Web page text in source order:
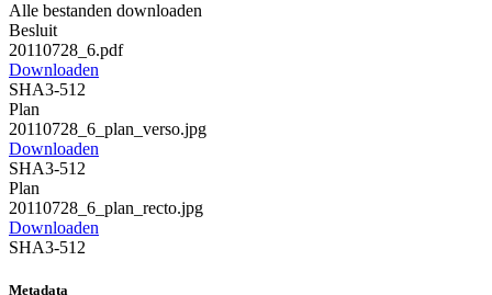
Alle bestanden downloaden
Besluit
20110728_6.pdf
Downloaden
SHA3-512
Plan
20110728_6_plan_verso.jpg
Downloaden
SHA3-512
Plan
20110728_6_plan_recto.jpg
Downloaden
SHA3-512
Metadata